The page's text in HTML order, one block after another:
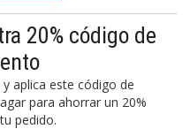
20% código de
y aplica este código de
para ahorrar un 20%
pedido.